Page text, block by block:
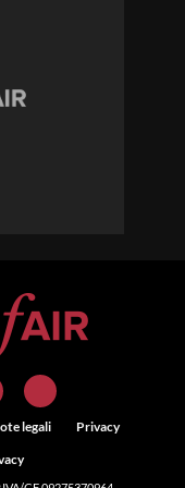
legali
Privacy